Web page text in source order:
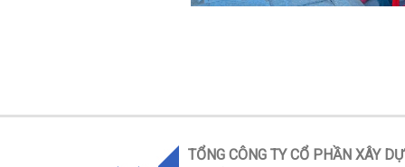
TỔNG CÔNG TY CỔ PHẦN XÂY